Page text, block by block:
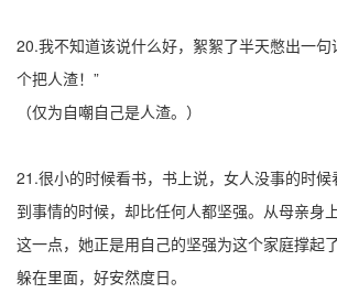
20.我不知道该说什么好，絮絮了半天憋出一句
个把人渣！”
（仅为自嘲自己是人渣。）
21.很小的时候看书，书上说，女人没事的时
到事情的时候，却比任何人都坚强。从母亲身
这一点，她正是用自己的坚强为这个家庭撑起
躲在里面，好安然度日。